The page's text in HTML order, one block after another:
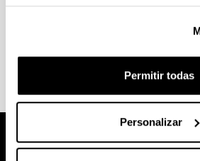
Permitir todas
Personalizar
Debe indicar en el asunto:
participante” - Congreso